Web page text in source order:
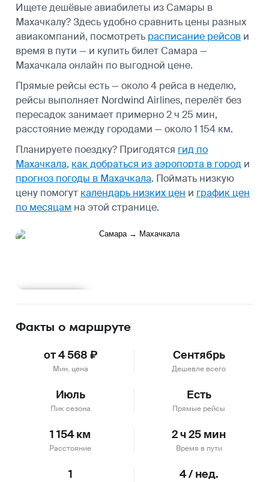
Ищете дешёвые авиабилеты из Самары в
Махачкалу? Здесь удобно сравнить цены разных
авиакомпаний, посмотреть расписание рейсов и
время в пути — и купить билет Самара —
Махачкала онлайн по выгодной цене.
Прямые рейсы есть — около 4 рейса в неделю,
рейсы выполняет Nordwind Airlines, перелёт без
пересадок занимает примерно 2 ч 25 мин,
расстояние между городами — около 1 154 км.
Планируете поездку? Пригодятся гид по
Махачкала, как добраться из аэропорта в город и
прогноз погоды в Махачкала. Поймать низкую
цену помогут календарь низких цен и график цен
по месяцам на этой странице.
Факты о маршруте
от 4 568 ₽
Мин. цена
Сентябрь
Дешевле всего
Июль
Пик сезона
Есть
Прямые рейсы
1 154 км
Расстояние
2 ч 25 мин
Время в пути
1 4 / нед.